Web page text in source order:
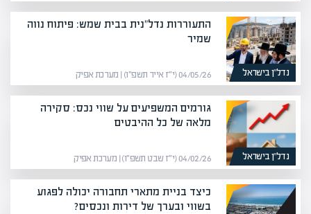
נדל”ן בישראל
התעוררות נדל"נית בבית שמש: פיתוח נווה
שמיר
04/05/26 (י״ז אייר תשפ״ו) | מערכת אפיק
נדל”ן בישראל
גורמים המשפיעים על שווי נכס: סקירה
מלאה של כל ההיבטים
04/02/26 (י״ז שבט תשפ״ו) | מערכת אפיק
כיצד בניית מתארי תחבורה יכולה לפגוע
בשווי ובערך של דירות ונכסים?